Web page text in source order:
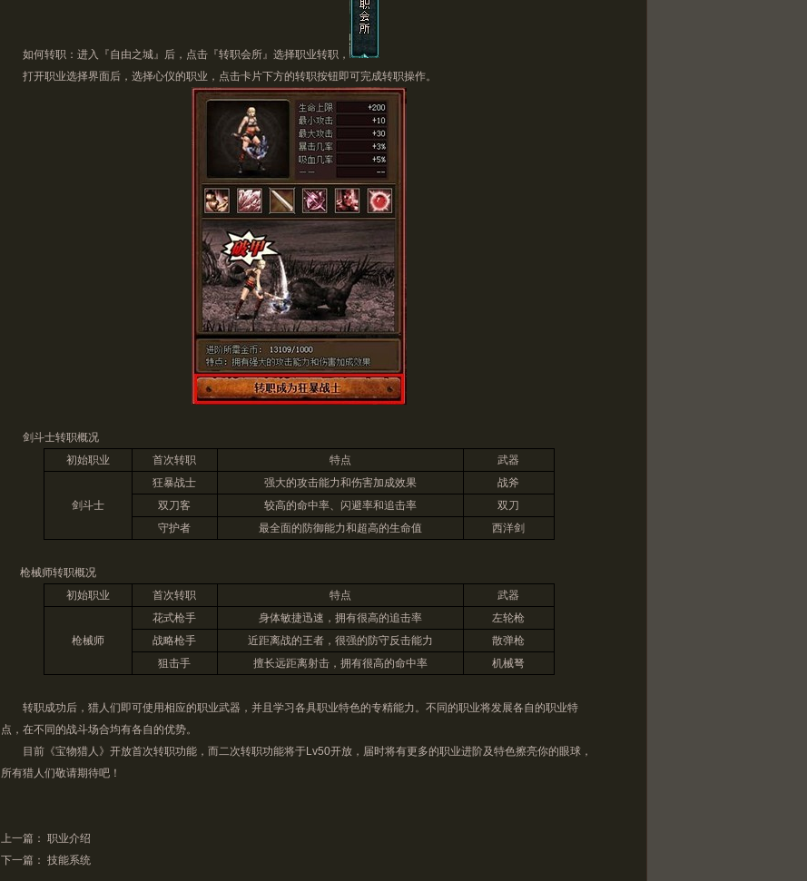
如何转职：进入『自由之城』后，点击『转职会所』选择职业转职，
打开职业选择界面后，选择心仪的职业，点击卡片下方的转职按钮即可完成转职操作。
剑斗士转职概况
初始职业
首次转职 特点 武器
剑斗士
狂暴战士 强大的攻击能力和伤害加成效果
战斧
双刀客
较高的命中率、闪避率和追击率
双刀
守护者
最全面的防御能力和超高的生命值 西洋剑
枪械师转职概况
初始职业
首次转职 特点 武器
枪械师
花式枪手 身体敏捷迅速，拥有很高的追击率
左轮枪
战略枪手
近距离战的王者，很强的防守反击能力
散弹枪
狙击手
擅长远距离射击，拥有很高的命中率 机械弩
转职成功后，猎人们即可使用相应的职业武器，并且学习各具职业特色的专精能力。不同的职业将发展各自的职业特
点，在不同的战斗场合均有各自的优势。
目前《宝物猎人》开放首次转职功能，而二次转职功能将于Lv50开放，届时将有更多的职业进阶及特色擦亮你的眼球，
所有猎人们敬请期待吧！
上一篇： 职业介绍
下一篇： 技能系统